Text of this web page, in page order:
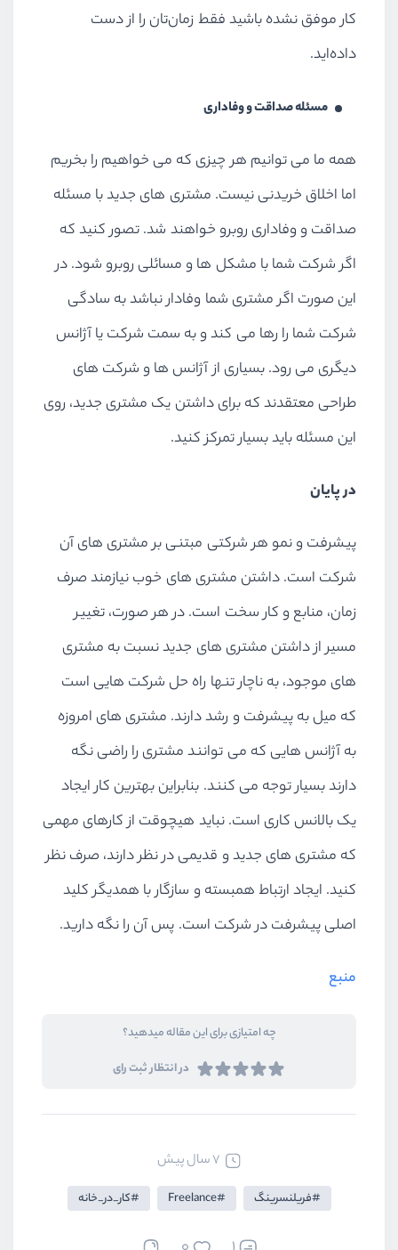
کار موفق نشده باشید فقط زمان‌تان را از دست
داده‌اید.
مسئله صداقت و وفاداری
همه ما می توانیم هر چیزی که می خواهیم را بخریم
اما اخلاق خریدنی نیست. مشتری های جدید با مسئله
صداقت و وفاداری روبرو خواهند شد. تصور کنید که
اگر شرکت شما با مشکل ها و مسائلی روبرو شود. در
این صورت اگر مشتری شما وفادار نباشد به سادگی
شرکت شما را رها می کند و به سمت شرکت یا آژانس
دیگری می رود. بسیاری از آژانس ها و شرکت های
طراحی معتقدند که برای داشتن یک مشتری جدید، روی
این مسئله باید بسیار تمرکز کنید.
در پایان
پیشرفت و نمو هر شرکتی مبتنی بر مشتری های آن
شرکت است. داشتن مشتری های خوب نیازمند صرف
زمان، منابع و کار سخت است. در هر صورت، تغییر
مسیر از داشتن مشتری های جدید نسبت به مشتری
های موجود، به ناچار تنها راه حل شرکت هایی است
که میل به پیشرفت و رشد دارند. مشتری های امروزه
به آژانس هایی که می توانند مشتری را راضی نگه
دارند بسیار توجه می کنند. بنابراین بهترین کار ایجاد
یک بالانس کاری است. نباید هیچوقت از کارهای مهمی
که مشتری های جدید و قدیمی در نظر دارند، صرف نظر
کنید. ایجاد ارتباط همبسته و سازگار با همدیگر کلید
اصلی پیشرفت در شرکت است. پس آن را نگه دارید.
منبع
چه امتیازی برای این مقاله میدهید؟
در انتظار ثبت رای
7 سال پیش
فریلنسرینگ Freelance کار_در_خانه